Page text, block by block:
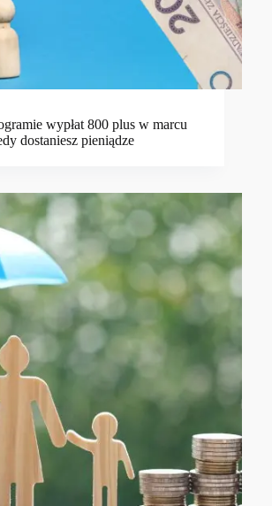
wypłat 800 plus w marcu
dostaniesz pieniądze